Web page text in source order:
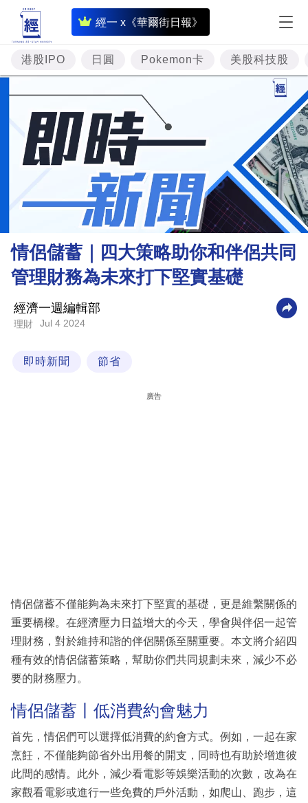
經一 x《華爾街日報》
即
時
財
經
專
題
投
資
樓
市
商
業
區
港股IPO 日圓 Pokemon卡 美股科技股
情侶儲蓄｜四大策略助你和伴侶共同
管理財務為未來打下堅實基礎
經濟一週編輯部
理財 Jul 4 2024
即時新聞 節省
廣告
情侶儲蓄不僅能夠為未來打下堅實的基礎，更是維繫關係的
重要橋樑。在經濟壓力日益增大的今天，學會與伴侶一起管
理財務，對於維持和諧的伴侶關係至關重要。本文將介紹四
種有效的情侶儲蓄策略，幫助你們共同規劃未來，減少不必
要的財務壓力。
情侶儲蓄丨低消費約會魅力
首先，情侶們可以選擇低消費的約會方式。例如，一起在家
烹飪，不僅能夠節省外出用餐的開支，同時也有助於增進彼
此間的感情。此外，減少看電影等娛樂活動的次數，改為在
家觀看電影或進行一些免費的戶外活動，如爬山、跑步，這